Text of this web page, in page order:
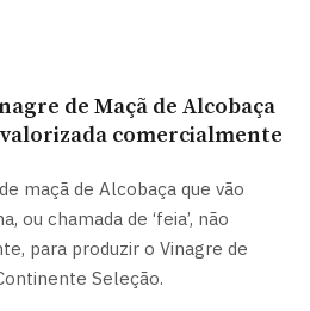
de Maçã de Alcobaça
comercialmente
maçã de Alcobaça que vão
ou chamada de ‘feia’, não
para produzir o Vinagre de
Seleção.